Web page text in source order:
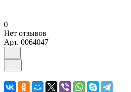
0
Нет отзывов
Арт. 0064047